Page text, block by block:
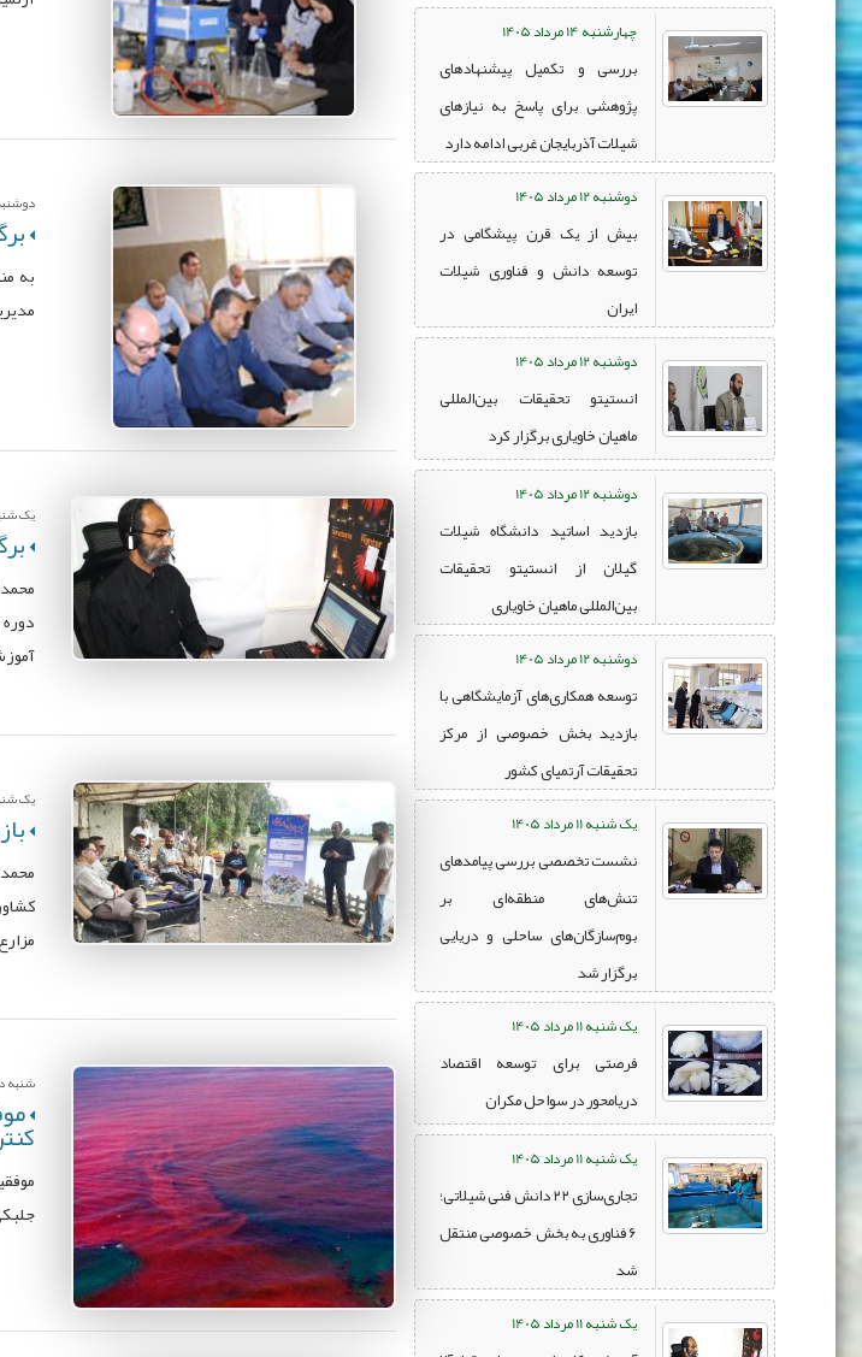
چهارشنبه 14 مرداد 1405
بررسی و تکمیل پیشنهادهای
پژوهشی برای پاسخ به نیازهای
شیلات آذربایجان غربی ادامه دارد
دوشنبه 12 مرداد 1405
بیش از یک قرن پیشگامی در
توسعه دانش و فناوری شیلات
ایران
دوشنبه 12 مرداد 1405
انستیتو تحقیقات بین‌المللی
ماهیان خاویاری برگزار کرد
دوشنبه 12 مرداد 1405
بازدید اساتید دانشگاه شیلات
گیلان از انستیتو تحقیقات
بین‌المللی ماهیان خاویاری
دوشنبه 12 مرداد 1405
توسعه همکاری‌های آزمایشگاهی با
بازدید بخش خصوصی از مرکز
تحقیقات آرتمیای کشور
یک شنبه 11 مرداد 1405
نشست تخصصی بررسی پیامدهای
تنش‌های منطقه‌ای بر
بوم‌سازگان‌های ساحلی و دریایی
برگزار شد
یک شنبه 11 مرداد 1405
فرصتی برای توسعه اقتصاد
دریامحور در سواحل مکران
یک شنبه 11 مرداد 1405
تجاری‌سازی ۲۲ دانش فنی شیلاتی؛
۶ فناوری به بخش خصوصی منتقل
شد
یک شنبه 11 مرداد 1405
دوشنبه
به
یک
یک
شنبه